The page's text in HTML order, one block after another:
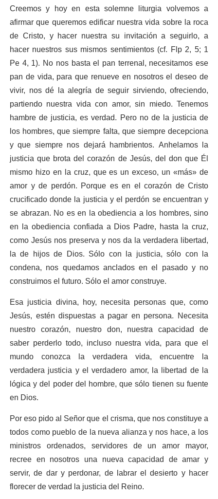
Creemos y hoy en esta solemne liturgia volvemos a
afirmar que queremos edificar nuestra vida sobre la roca
de Cristo, y hacer nuestra su invitación a seguirlo, a
hacer nuestros sus mismos sentimientos (cf. Flp 2, 5; 1
Pe 4, 1). No nos basta el pan terrenal, necesitamos ese
pan de vida, para que renueve en nosotros el deseo de
vivir, nos dé la alegría de seguir sirviendo, ofreciendo,
partiendo nuestra vida con amor, sin miedo. Tenemos
hambre de justicia, es verdad. Pero no de la justicia de
los hombres, que siempre falta, que siempre decepciona
y que siempre nos dejará hambrientos. Anhelamos la
justicia que brota del corazón de Jesús, del don que Él
mismo hizo en la cruz, que es un exceso, un «más» de
amor y de perdón. Porque es en el corazón de Cristo
crucificado donde la justicia y el perdón se encuentran y
se abrazan. No es en la obediencia a los hombres, sino
en la obediencia confiada a Dios Padre, hasta la cruz,
como Jesús nos preserva y nos da la verdadera libertad,
la de hijos de Dios. Sólo con la justicia, sólo con la
condena, nos quedamos anclados en el pasado y no
construimos el futuro. Sólo el amor construye.
Esa justicia divina, hoy, necesita personas que, como
Jesús, estén dispuestas a pagar en persona. Necesita
nuestro corazón, nuestro don, nuestra capacidad de
saber perderlo todo, incluso nuestra vida, para que el
mundo conozca la verdadera vida, encuentre la
verdadera justicia y el verdadero amor, la libertad de la
lógica y del poder del hombre, que sólo tienen su fuente
en Dios.
Por eso pido al Señor que el crisma, que nos constituye a
todos como pueblo de la nueva alianza y nos hace, a los
ministros ordenados, servidores de un amor mayor,
recree en nosotros una nueva capacidad de amar y
servir, de dar y perdonar, de labrar el desierto y hacer
florecer de verdad la justicia del Reino.